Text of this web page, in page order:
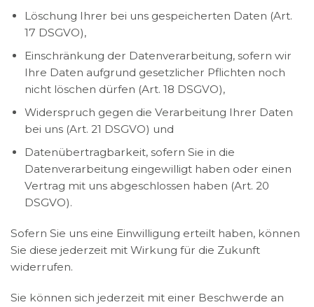
Löschung Ihrer bei uns gespeicherten Daten (Art.
17 DSGVO),
Einschränkung der Datenverarbeitung, sofern wir
Ihre Daten aufgrund gesetzlicher Pflichten noch
nicht löschen dürfen (Art. 18 DSGVO),
Widerspruch gegen die Verarbeitung Ihrer Daten
bei uns (Art. 21 DSGVO) und
Datenübertragbarkeit, sofern Sie in die
Datenverarbeitung eingewilligt haben oder einen
Vertrag mit uns abgeschlossen haben (Art. 20
DSGVO).
Sofern Sie uns eine Einwilligung erteilt haben, können
Sie diese jederzeit mit Wirkung für die Zukunft
widerrufen.
Sie können sich jederzeit mit einer Beschwerde an